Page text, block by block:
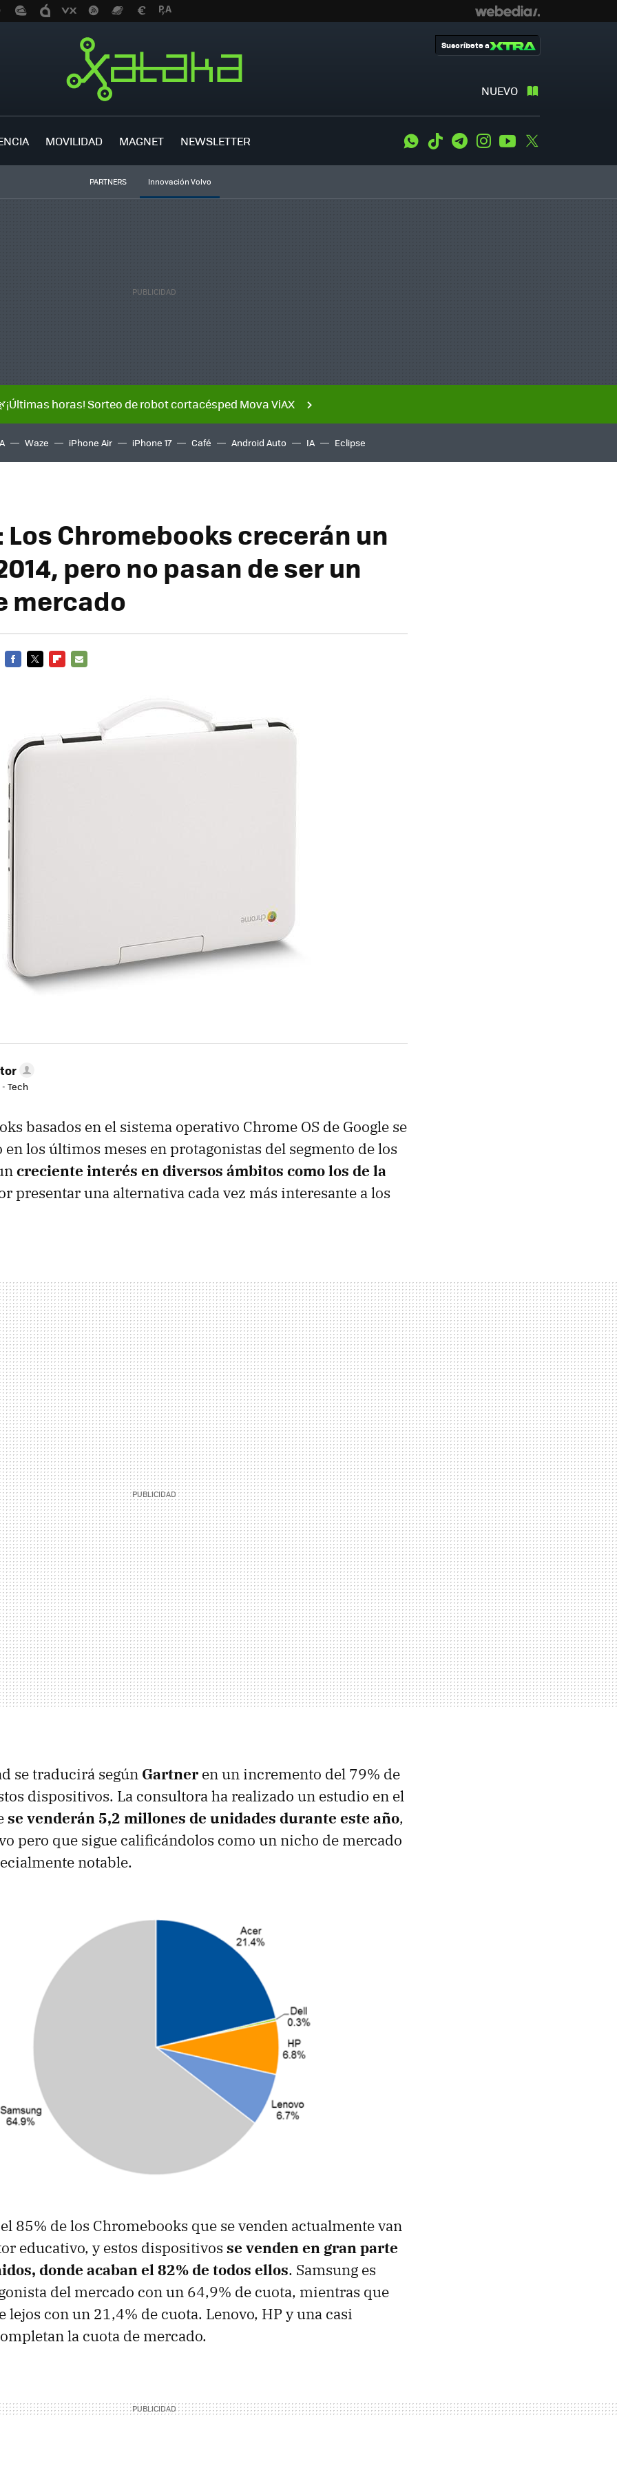
NUEVO
Suscríbete a
MOVILIDAD MAGNET NEWSLETTER WhatsApp
Tiktok TelegramInstagramYoutube
PARTNERS Innovación Volvo
horas! Sorteo de robot cortacésped Mova ViAX
Waze iPhone Air iPhone 17 Café Android Auto IA Eclipse
Los Chromebooks crecerán un
pero no pasan de ser un
mercado
Tech
basados en el sistema operativo Chrome OS de Google se
los últimos meses en protagonistas del segmento de los
creciente interés en diversos ámbitos como los de la
presentar una alternativa cada vez más interesante a los
se traducirá según Gartner en un incremento del 79% de
dispositivos. La consultora ha realizado un estudio en el
se venderán 5,2 millones de unidades durante este año,
pero que sigue calificándolos como un nicho de mercado
notable.
85% de los Chromebooks que se venden actualmente van
educativo, y estos dispositivos se venden en gran parte
donde acaban el 82% de todos ellos. Samsung es
del mercado con un 64,9% de cuota, mientras que
lejos con un 21,4% de cuota. Lenovo, HP y una casi
la cuota de mercado.